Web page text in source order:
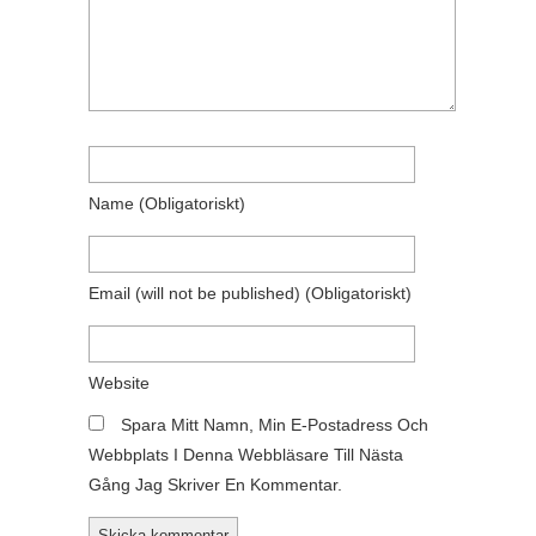
Name (obligatoriskt)
Email (will not be published) (obligatoriskt)
Website
Spara Mitt Namn, Min E-Postadress Och
Webbplats I Denna Webbläsare Till Nästa
Gång Jag Skriver En Kommentar.